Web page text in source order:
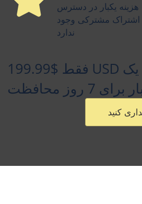
یکبار در دسترس
اشتراک مشترکی وجود
ندارد
فقط $199.99 USD به صورت یک
بار برای 7 روز محافظت
کنید